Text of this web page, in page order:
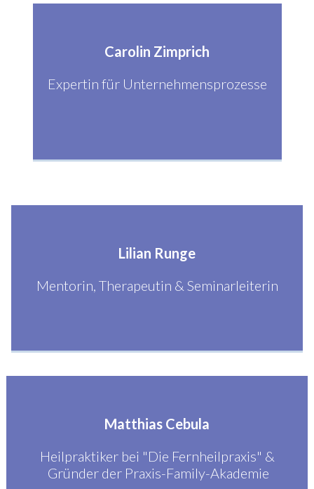
Carolin Zimprich
Expertin für Unternehmensprozesse
Lilian Runge
Mentorin, Therapeutin & Seminarleiterin
Matthias Cebula
Heilpraktiker bei "Die Fernheilpraxis" &
Gründer der Praxis-Family-Akademie